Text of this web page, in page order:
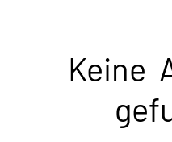
Keine